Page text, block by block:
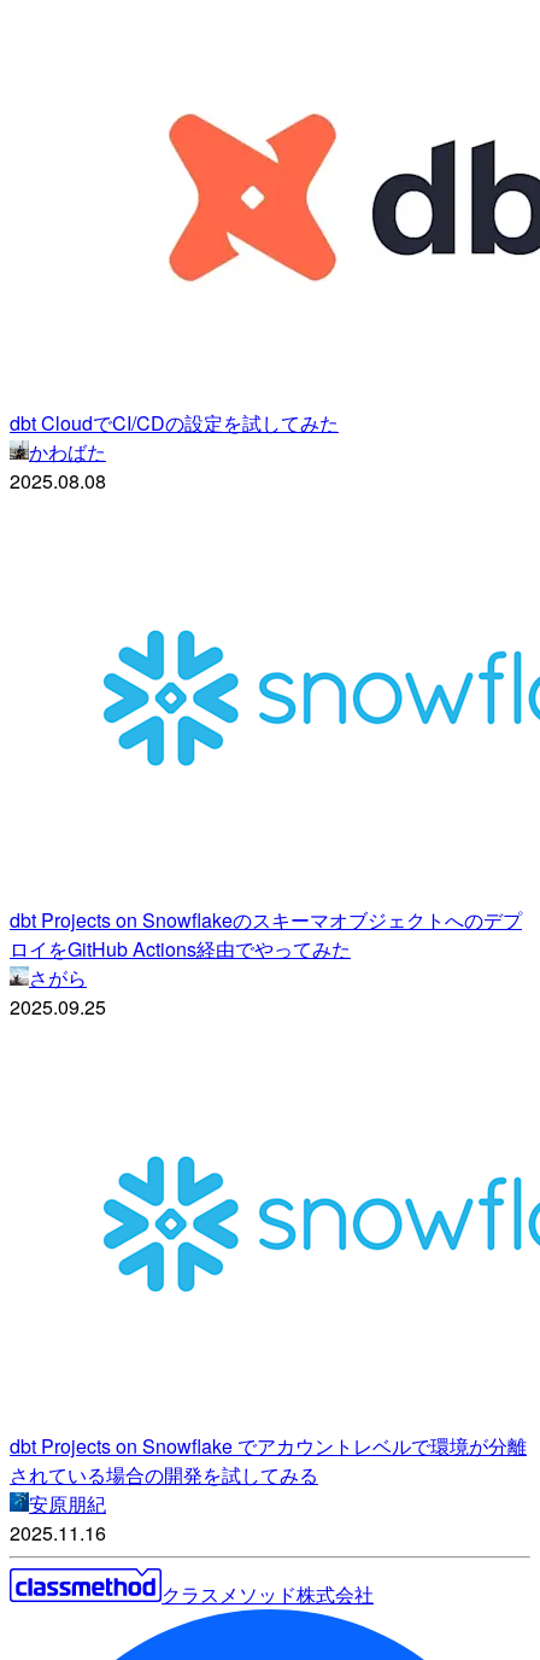
dbt CloudでCI/CDの設定を試してみた
かわばた
2025.08.08
dbt Projects on Snowflakeのスキーマオブジェクトへのデプ
ロイをGitHub Actions経由でやってみた
さがら
2025.09.25
dbt Projects on Snowflake でアカウントレベルで環境が分離
されている場合の開発を試してみる
安原朋紀
2025.11.16
クラスメソッド株式会社